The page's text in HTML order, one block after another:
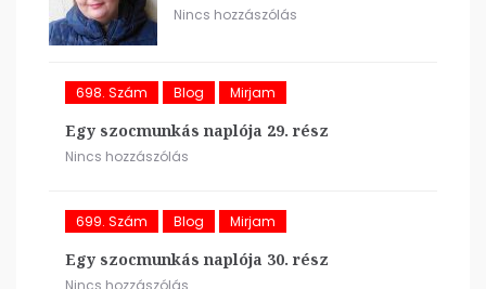
Nincs hozzászólás
698. Szám Blog Mirjam
Egy szocmunkás naplója 29. rész
Nincs hozzászólás
699. Szám Blog Mirjam
Egy szocmunkás naplója 30. rész
Nincs hozzászólás